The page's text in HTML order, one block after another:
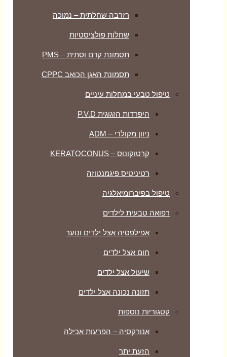
רזרבה שחלתית – נמוכה
שחלות פולציסטיות
תסמונת קדם וסתית – PMS
תסמונת האגן הכואב CPPC
טיפול טבעי במחלות עיניים
היפרדות הזגוגית P.V.D
ניוון מקולרי – ADM
קרטוקונוס – KERATOCONUS
רטיניטיס פיגמנטוזה
טיפול בפיברומיאלגיה
רפואה טבעית לילדים
אפילפסיה אצל ילדים ונוער
חום אצל ילדים
שיעול אצל ילדים
תזונה נכונה אצל ילדים
קטגוריות נוספות
אנורקסיה – הפרעות אכילה
הזעת יתר